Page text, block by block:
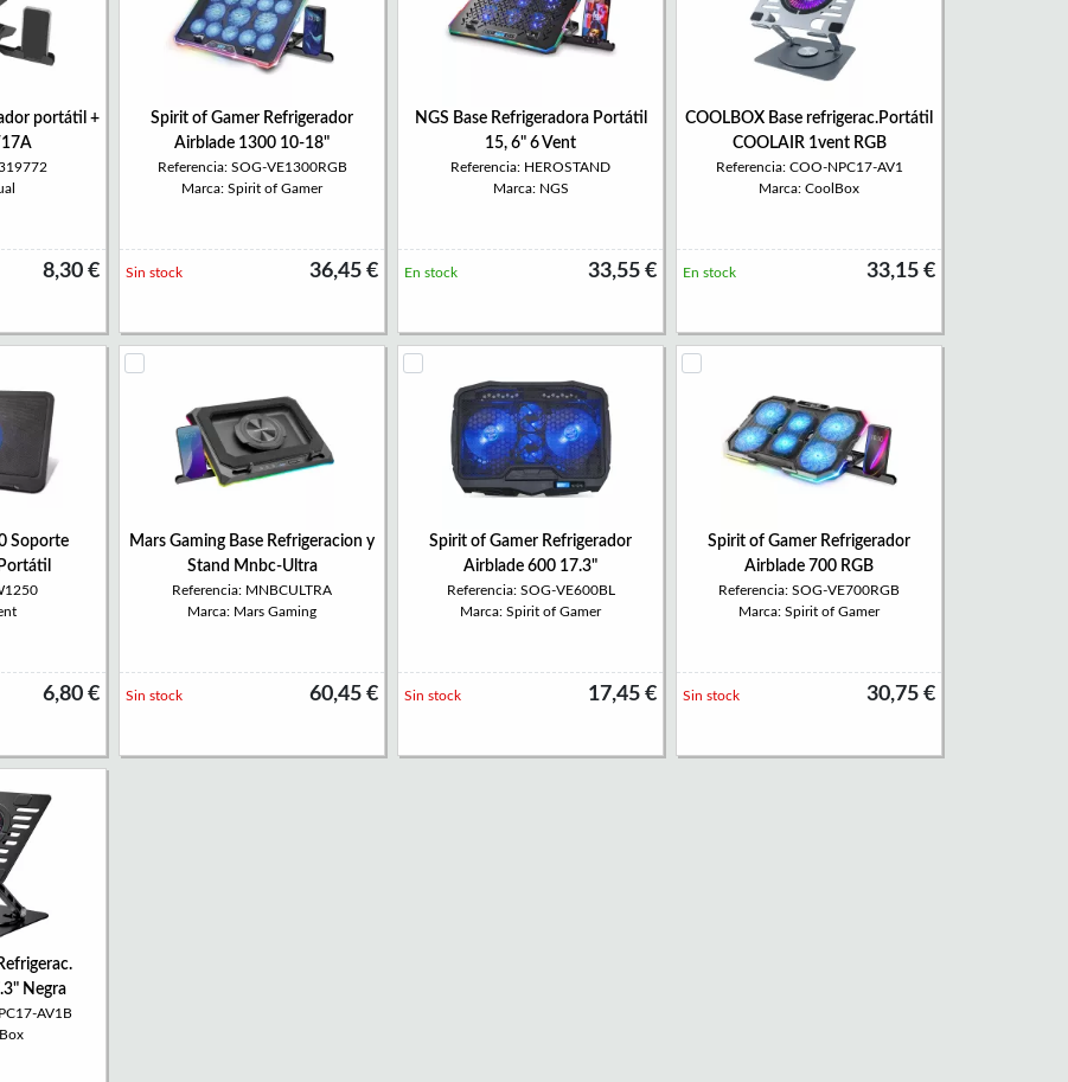
portátil +
8,30 €
Spirit of Gamer Refrigerador
Airblade 1300 10-18"
Referencia: SOG-VE1300RGB
Marca: Spirit of Gamer
36,45 €
Sin stock
NGS Base Refrigeradora Portátil
15, 6" 6 Vent
Referencia: HEROSTAND
Marca: NGS
33,55 €
En stock
COOLBOX Base refrigerac.Portátil
COOLAIR 1vent RGB
Referencia: COO-NPC17-AV1
Marca: CoolBox
33,15 €
En stock
Soporte
6,80 €
Mars Gaming Base Refrigeracion y
Stand Mnbc-Ultra
Referencia: MNBCULTRA
Marca: Mars Gaming
60,45 €
Sin stock
Spirit of Gamer Refrigerador
Airblade 600 17.3"
Referencia: SOG-VE600BL
Marca: Spirit of Gamer
17,45 €
Sin stock
Spirit of Gamer Refrigerador
Airblade 700 RGB
Referencia: SOG-VE700RGB
Marca: Spirit of Gamer
30,75 €
Sin stock
Negra
AV1B